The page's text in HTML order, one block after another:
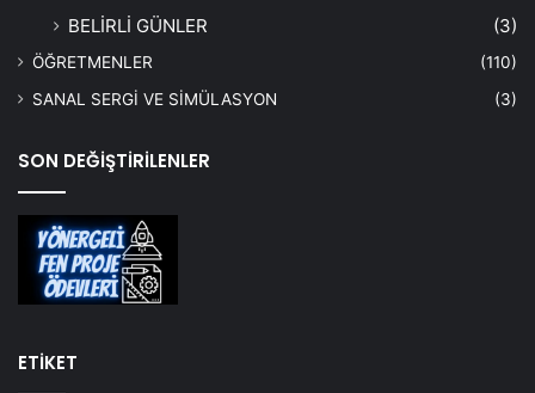
BELİRLİ GÜNLER (3)
ÖĞRETMENLER
(110)
SANAL SERGİ VE SİMÜLASYON
(3)
SON DEĞİŞTİRİLENLER
ETİKET